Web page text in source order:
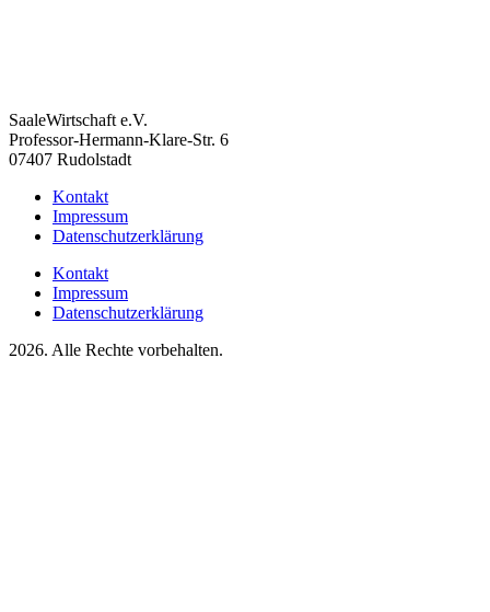
SaaleWirtschaft e.V.
Professor-Hermann-Klare-Str. 6
07407 Rudolstadt
Kontakt
Impressum
Datenschutzerklärung
Kontakt
Impressum
Datenschutzerklärung
2026. Alle Rechte vorbehalten.